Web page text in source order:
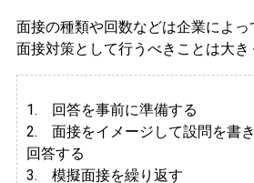
面接の種類や回数などは企業によっ
面接対策として行うべきことは大き
1. 回答を事前に準備する
2. 面接をイメージして設問を書
回答する
3. 模擬面接を繰り返す